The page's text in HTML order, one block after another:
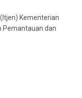
Kementerian
Pemantauan dan